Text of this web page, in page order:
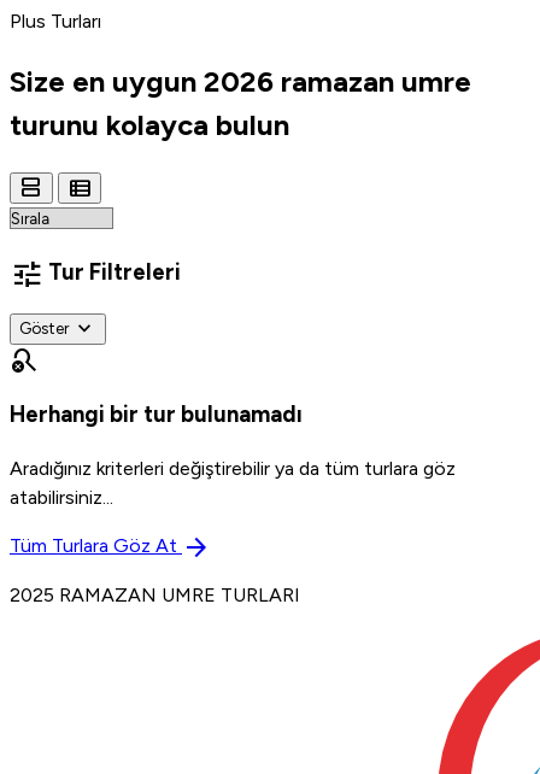
Plus Turları
Size en uygun 2026 ramazan umre
turunu kolayca bulun
view_agenda view_list
tune Tur Filtreleri
Göster expand_more
search_off
Herhangi bir tur bulunamadı
Aradığınız kriterleri değiştirebilir ya da tüm turlara göz
atabilirsiniz...
Tüm Turlara Göz At arrow_forward
2025 RAMAZAN UMRE TURLARI